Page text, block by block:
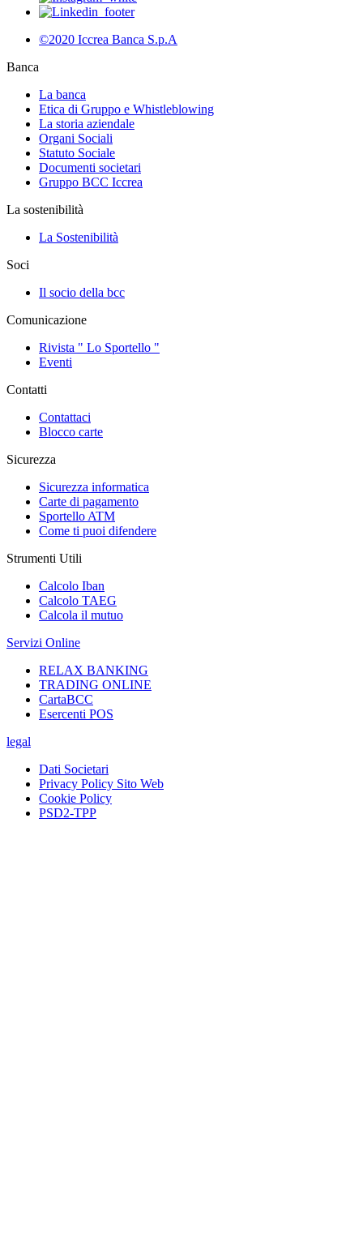
©2020 Iccrea Banca S.p.A
Banca
La banca
Etica di Gruppo e Whistleblowing
La storia aziendale
Organi Sociali
Statuto Sociale
Documenti societari
Gruppo BCC Iccrea
La sostenibilità
La Sostenibilità
Soci
Il socio della bcc
Comunicazione
Rivista " Lo Sportello "
Eventi
Contatti
Contattaci
Blocco carte
Sicurezza
Sicurezza informatica
Carte di pagamento
Sportello ATM
Come ti puoi difendere
Strumenti Utili
Calcolo Iban
Calcolo TAEG
Calcola il mutuo
Servizi Online
RELAX BANKING
TRADING ONLINE
CartaBCC
Esercenti POS
legal
Dati Societari
Privacy Policy Sito Web
Cookie Policy
PSD2-TPP